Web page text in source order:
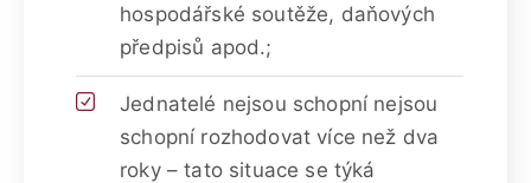
hospodářské soutěže, daňových
předpisů apod.;
Jednatelé nejsou schopní nejsou
schopní rozhodovat více než dva
roky – tato situace se týká